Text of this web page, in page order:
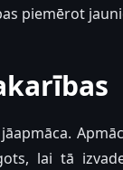
piemērot
lai tā